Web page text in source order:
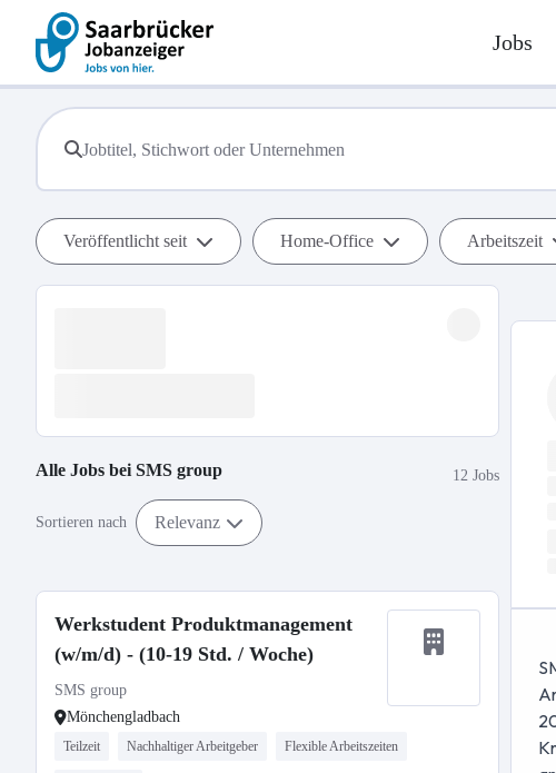
Jobs
Veröffentlicht seit Home-Office Arbeitszeit
Alle Jobs bei SMS group 12 Jobs
Sortieren nach Relevanz
Werkstudent Produktmanagement
(w/m/d) - (10-19 Std. / Woche)
SMS group
Mönchengladbach
Teilzeit Nachhaltiger Arbeitgeber Flexible Arbeitszeiten